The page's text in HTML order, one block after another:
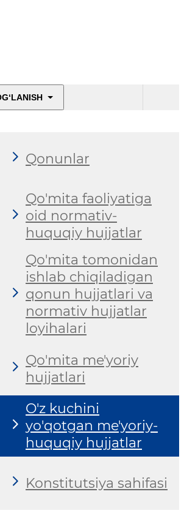
Qonunlar
Qo'mita faoliyatiga
oid normativ-
huquqiy hujjatlar
Qo'mita tomonidan
ishlab chiqiladigan
qonun hujjatlari va
normativ hujjatlar
loyihalari
Qo'mita me'yoriy
hujjatlari
O'z kuchini
yo'qotgan me'yoriy-
huquqiy hujjatlar
Konstitutsiya sahifasi